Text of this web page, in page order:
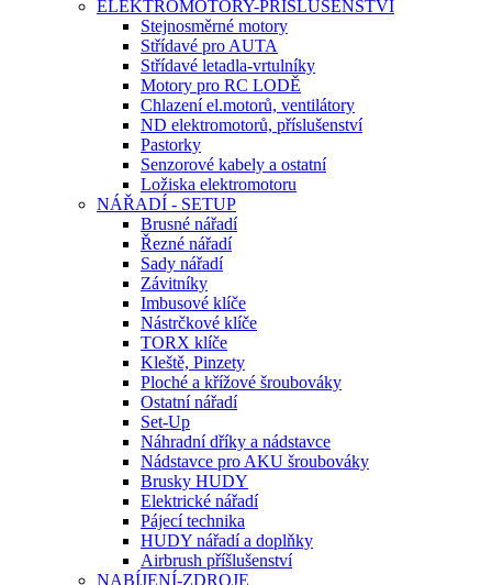
ELEKTROMOTORY-PŘÍSLUŠENSTVÍ
Stejnosměrné motory
Střídavé pro AUTA
Střídavé letadla-vrtulníky
Motory pro RC LODĚ
Chlazení el.motorů, ventilátory
ND elektromotorů, příslušenství
Pastorky
Senzorové kabely a ostatní
Ložiska elektromotoru
NÁŘADÍ - SETUP
Brusné nářadí
Řezné nářadí
Sady nářadí
Závitníky
Imbusové klíče
Nástrčkové klíče
TORX klíče
Kleště, Pinzety
Ploché a křížové šroubováky
Ostatní nářadí
Set-Up
Náhradní dříky a nádstavce
Nádstavce pro AKU šroubováky
Brusky HUDY
Elektrické nářadí
Pájecí technika
HUDY nářadí a doplňky
Airbrush příšlušenství
NABÍJENÍ-ZDROJE